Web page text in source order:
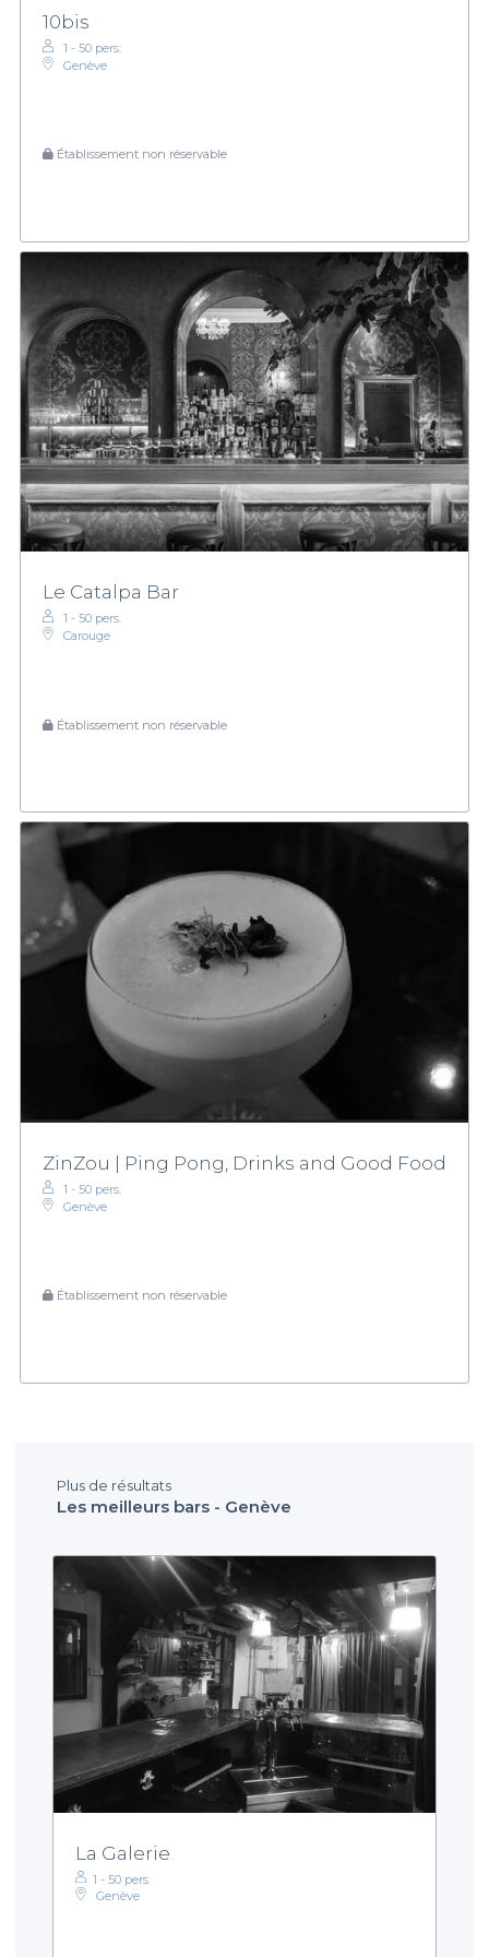
dès maintenant et préparez-vous à vivre une expérience unique
empreinte de fun et de bonne humeur dans l'un des plus beaux
endroits de la ville. Ne laissez pas passer l'occasion d'allier sport
10bis
1 - 50 pers.
Genève
Établissement non réservable
Le Catalpa Bar
1 - 50 pers.
Carouge
Établissement non réservable
ZinZou | Ping Pong, Drinks and Good Food
1 - 50 pers.
Genève
Établissement non réservable
Plus de résultats
Les meilleurs bars - Genève
La Galerie
1 - 50 pers.
Genève